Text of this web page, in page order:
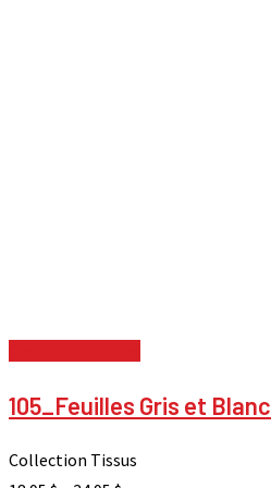
105_Feuilles Gris et Blanc
Collection Tissus